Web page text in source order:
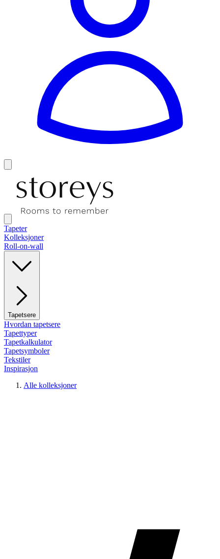
Tapeter
Kolleksjoner
Roll-on-wall
Tapetsere
Hvordan tapetsere
Tapettyper
Tapetkalkulator
Tapetsymboler
Tekstiler
Inspirasjon
Alle kolleksjoner